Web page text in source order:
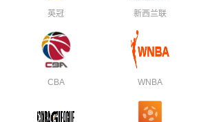
英冠 新西兰联
CBA WNBA